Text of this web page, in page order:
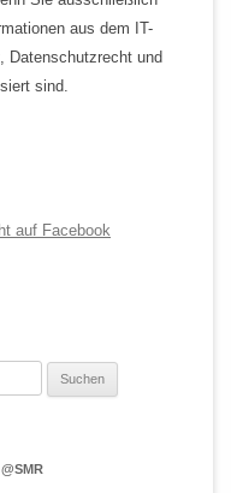
aus dem IT-
Datenschutzrecht und
sind.
auf Facebook